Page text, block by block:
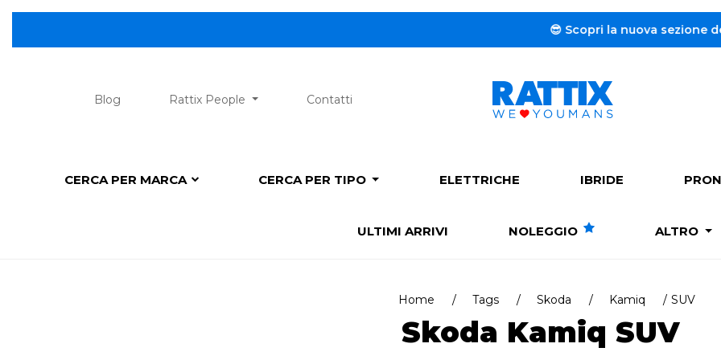
😎 Scopri la nuova sezione dedicata al
Blog Rattix People Contatti
CERCA PER MARCA CERCA PER TIPO ELETTRICHE IBRIDE
ULTIMI ARRIVI NOLEGGIO ALTRO
Home Tags Skoda Kamiq SUV
Skoda Kamiq SUV